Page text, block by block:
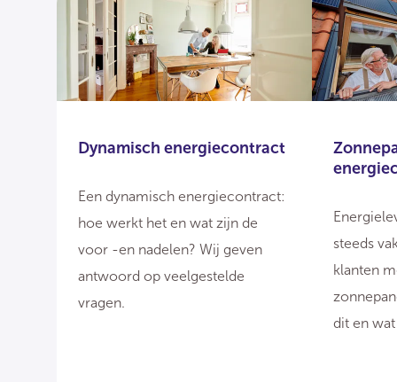
Dynamisch energiecontract
Een dynamisch energiecontract:
hoe werkt het en wat zijn de
voor -en nadelen? Wij geven
antwoord op veelgestelde
vragen.
steeds
klanten
dit en